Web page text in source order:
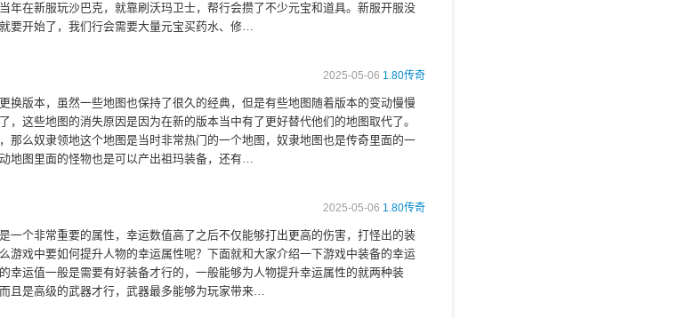
年在新服玩沙巴克，就靠刷沃玛卫士，帮行会攒了不少元宝和道具。新服开服没
要开始了，我们行会需要大量元宝买药水、修…
2025-05-06 1.80传奇
换版本，虽然一些地图也保持了很久的经典，但是有些地图随着版本的变动慢慢
，这些地图的消失原因是因为在新的版本当中有了更好替代他们的地图取代了。
那么奴隶领地这个地图是当时非常热门的一个地图，奴隶地图也是传奇里面的一
地图里面的怪物也是可以产出祖玛装备，还有…
2025-05-06 1.80传奇
一个非常重要的属性，幸运数值高了之后不仅能够打出更高的伤害，打怪出的装
游戏中要如何提升人物的幸运属性呢？下面就和大家介绍一下游戏中装备的幸运
幸运值一般是需要有好装备才行的，一般能够为人物提升幸运属性的就两种装
且是高级的武器才行，武器最多能够为玩家带来…